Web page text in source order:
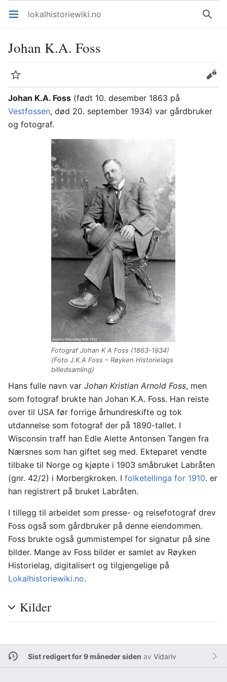
Åpne hovedmenyen lokalhistoriewiki.no Søk
Johan K.A. Foss
Overvåk
Rediger
Johan K.A. Foss (født 10. desember 1863 på
Vestfossen, død 20. september 1934) var gårdbruker
og fotograf.
Fotograf Johan K A Foss (1863-1934)
(Foto J.K.A Foss – Røyken Historielags
billedsamling)
Hans fulle navn var Johan Kristian Arnold Foss, men
som fotograf brukte han Johan K.A. Foss. Han reiste
over til USA før forrige århundreskifte og tok
utdannelse som fotograf der på 1890-tallet. I
Wisconsin traff han Edle Alette Antonsen Tangen fra
Nærsnes som han giftet seg med. Ekteparet vendte
tilbake til Norge og kjøpte i 1903 småbruket Labråten
(gnr. 42/2) i Morbergkroken. I folketellinga for 1910. er
han registrert på bruket Labråten.
I tillegg til arbeidet som presse- og reisefotograf drev
Foss også som gårdbruker på denne eiendommen.
Foss brukte også gummistempel for signatur på sine
bilder. Mange av Foss bilder er samlet av Røyken
Historielag, digitalisert og tilgjengelige på
Lokalhistoriewiki.no.
Kilder
Sist redigert for 9 måneder siden av Vidariv